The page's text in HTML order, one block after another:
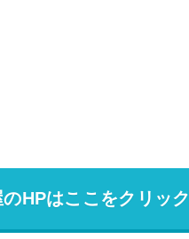
HPはここをクリック